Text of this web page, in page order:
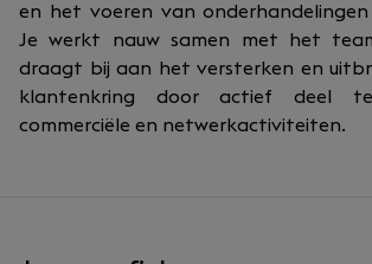
en het voeren van onderhandelingen
Je werkt nauw samen met het
draagt bij aan het versterken en
klantenkring door actief deel
commerciële en netwerkactiviteiten.